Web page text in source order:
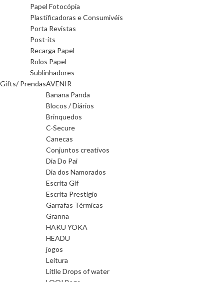
Papel Fotocópia
Plastificadoras e Consumivéis
Porta Revistas
Post-its
Recarga Papel
Rolos Papel
Sublinhadores
Gifts/ PrendasAVENIR
Banana Panda
Blocos / Diários
Brinquedos
C-Secure
Canecas
Conjuntos creativos
Dia Do Pai
Dia dos Namorados
Escrita Gif
Escrita Prestigio
Garrafas Térmicas
Granna
HAKU YOKA
HEADU
jogos
Leitura
Litlle Drops of water